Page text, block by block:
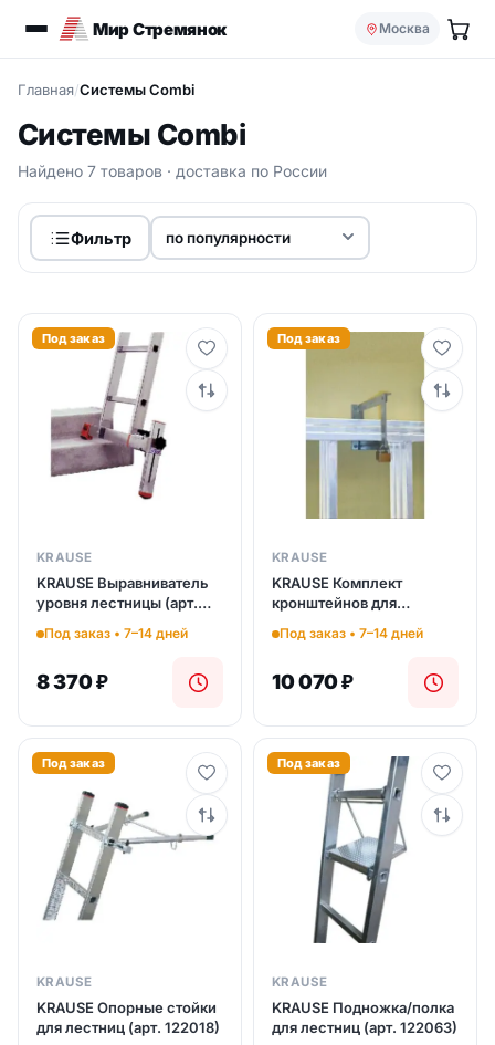
Мир Стремянок Москва
Главная/Системы Combi
Системы Combi
Найдено 7 товаров · доставка по России
Фильтр
Под заказ
KRAUSE
KRAUSE Выравниватель
уровня лестницы (арт.
Под заказ • 7–14 дней
8 370₽
Под заказ
KRAUSE
KRAUSE Комплект
кронштейнов для
Под заказ • 7–14 дней
10 070₽
Под заказ
KRAUSE
KRAUSE Опорные стойки
для лестниц (арт. 122018)
Под заказ
KRAUSE
KRAUSE Подножка/полка
для лестниц (арт. 122063)